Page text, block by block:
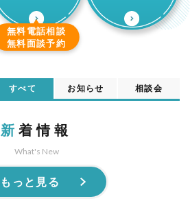
無料電話相談
無料面談予約
すべて お知らせ 相談会
新 着情報
What's New
もっと見る